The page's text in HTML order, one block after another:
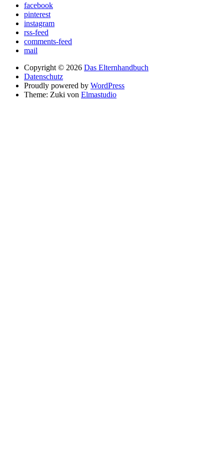
facebook
pinterest
instagram
rss-feed
comments-feed
mail
Copyright © 2026 Das Elternhandbuch
Datenschutz
Proudly powered by WordPress
Theme: Zuki von Elmastudio